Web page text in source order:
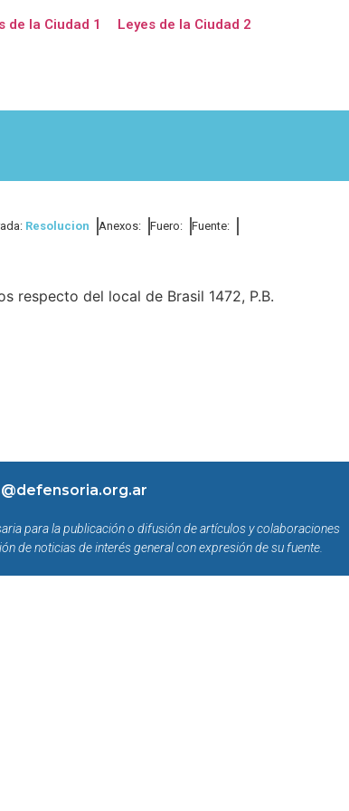
de la Ciudad 1 Leyes de la Ciudad 2
Resolucion Anexos: Fuero: Fuente:
respecto del local de Brasil 1472, P.B.
para la publicación o difusión de artículos y colaboraciones
de noticias de interés general con expresión de su fuente.